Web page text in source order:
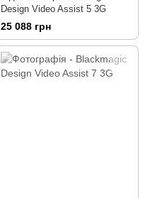
Design Video Assist 5 3G
25 088 грн